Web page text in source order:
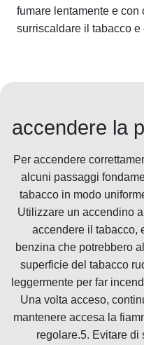
fumare lentamente e
surriscaldare il tabacco
accendere la
Per accendere
alcuni passaggi
tabacco in modo
Utilizzare un accendino
accendere il tabacco,
benzina che potrebbero
superficie del tabacco
leggermente per far
Una volta acceso,
mantenere accesa la
regolare.5. Evitare di